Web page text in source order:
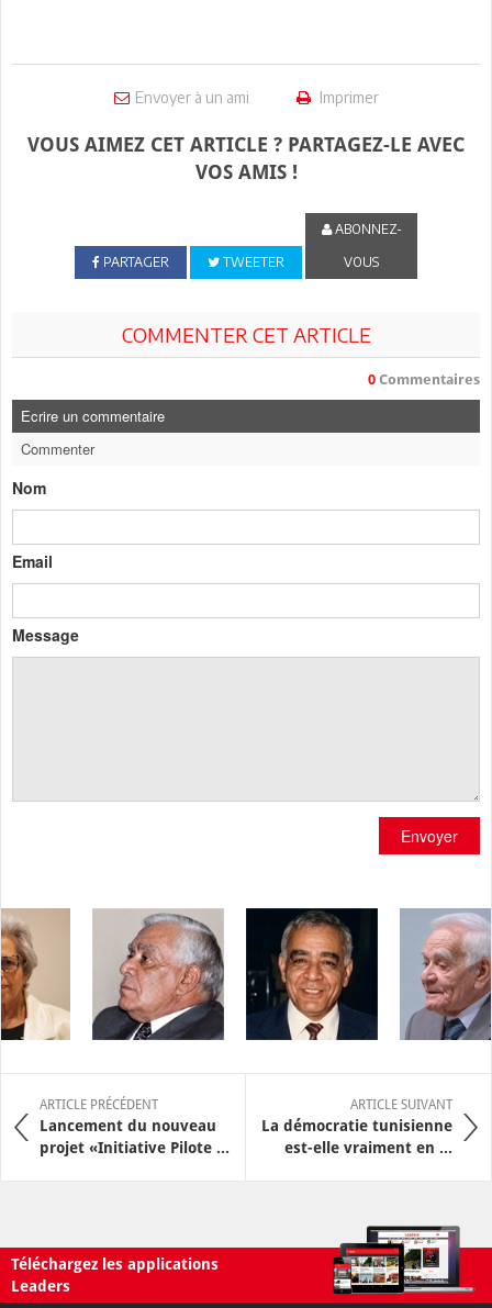
Envoyer à un ami Imprimer
VOUS AIMEZ CET ARTICLE ? PARTAGEZ-LE AVEC
VOS AMIS !
PARTAGER TWEETER
ABONNEZ-
VOUS
COMMENTER CET ARTICLE
0 Commentaires
Ecrire un commentaire
Commenter
Nom
Email
Message
Envoyer
ARTICLE PRÉCÉDENT
Lancement du nouveau
projet «Initiative Pilote ...
ARTICLE SUIVANT
La démocratie tunisienne
est-elle vraiment en ...
Téléchargez les applications
Leaders